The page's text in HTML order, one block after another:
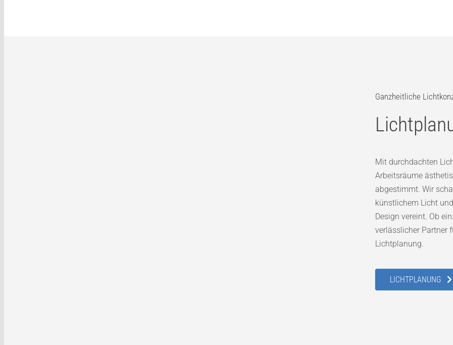
Ganzheitliche
Mit durchdachten
Arbeitsräume
abgestimmt. Wir
künstlichem Licht
Design vereint. Ob
verlässlicher Partner
Lichtplanung.
LICHTPLANUNG